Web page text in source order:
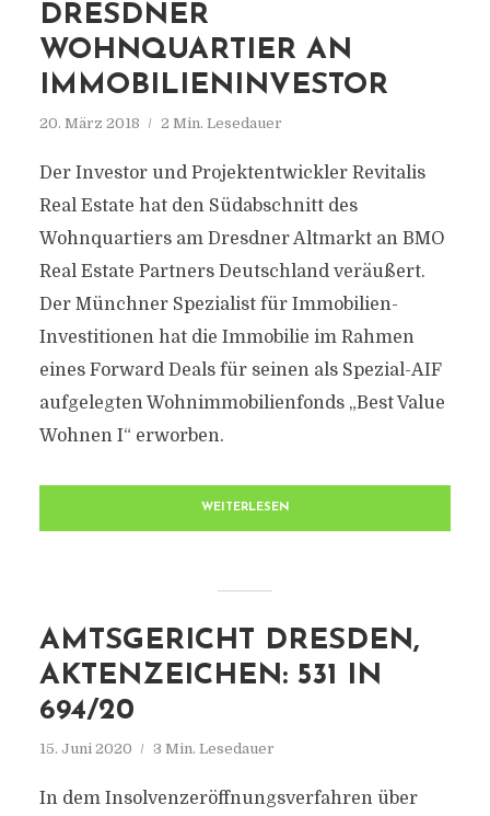
DRESDNER
WOHNQUARTIER AN
IMMOBILIENINVESTOR
20. März 2018 2 Min. Lesedauer
Der Investor und Projektentwickler Revitalis
Real Estate hat den Südabschnitt des
Wohnquartiers am Dresdner Altmarkt an BMO
Real Estate Partners Deutschland veräußert.
Der Münchner Spezialist für Immobilien-
Investitionen hat die Immobilie im Rahmen
eines Forward Deals für seinen als Spezial-AIF
aufgelegten Wohnimmobilienfonds „Best Value
Wohnen I“ erworben.
WEITERLESEN
AMTSGERICHT DRESDEN,
AKTENZEICHEN: 531 IN
694/20
15. Juni 2020 3 Min. Lesedauer
In dem Insolvenzeröffnungsverfahren über